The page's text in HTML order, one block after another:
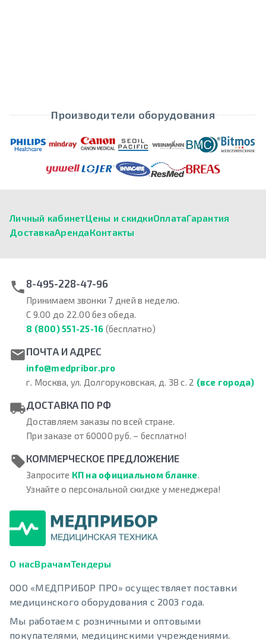
Производители оборудования
Личный кабинетЦены и скидкиОплатаГарантия
ДоставкаАрендаКонтакты
8-495-228-47-96
Принимаем звонки 7 дней в неделю.
С 9.00 до 22.00 без обеда.
8 (800) 551-25-16 (бесплатно)
ПОЧТА И АДРЕС
info@medpribor.pro
г. Москва, ул. Долгоруковская, д. 38 с. 2 (все города)
ДОСТАВКА ПО РФ
Доставляем заказы по всей стране.
При заказе от 60000 руб. – бесплатно!
КОММЕРЧЕСКОЕ ПРЕДЛОЖЕНИЕ
Запросите КП на официальном бланке
Узнайте о персональной скидке у менеджера!
О насВрачамТендеры
ООО «МЕДПРИБОР ПРО» осуществляет поставки
медицинского оборудования с 2003 года.
Мы работаем с розничными и оптовыми
покупателями, медицинскими учреждениями.